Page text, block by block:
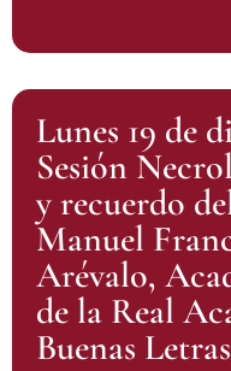
Lunes 19 de
Sesión
y recuerdo
Manuel
Arévalo,
de la Real
Buenas